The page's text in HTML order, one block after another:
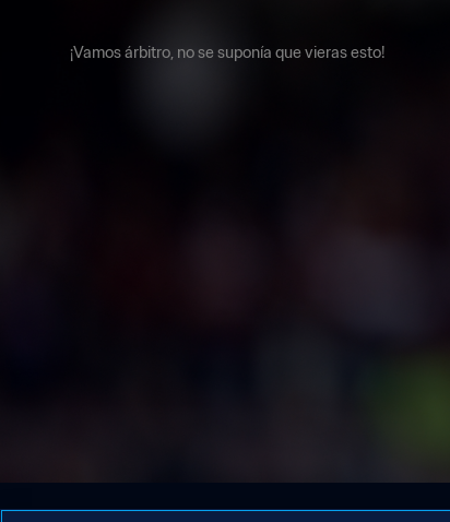
¡Vamos árbitro, no se suponía que vieras esto!